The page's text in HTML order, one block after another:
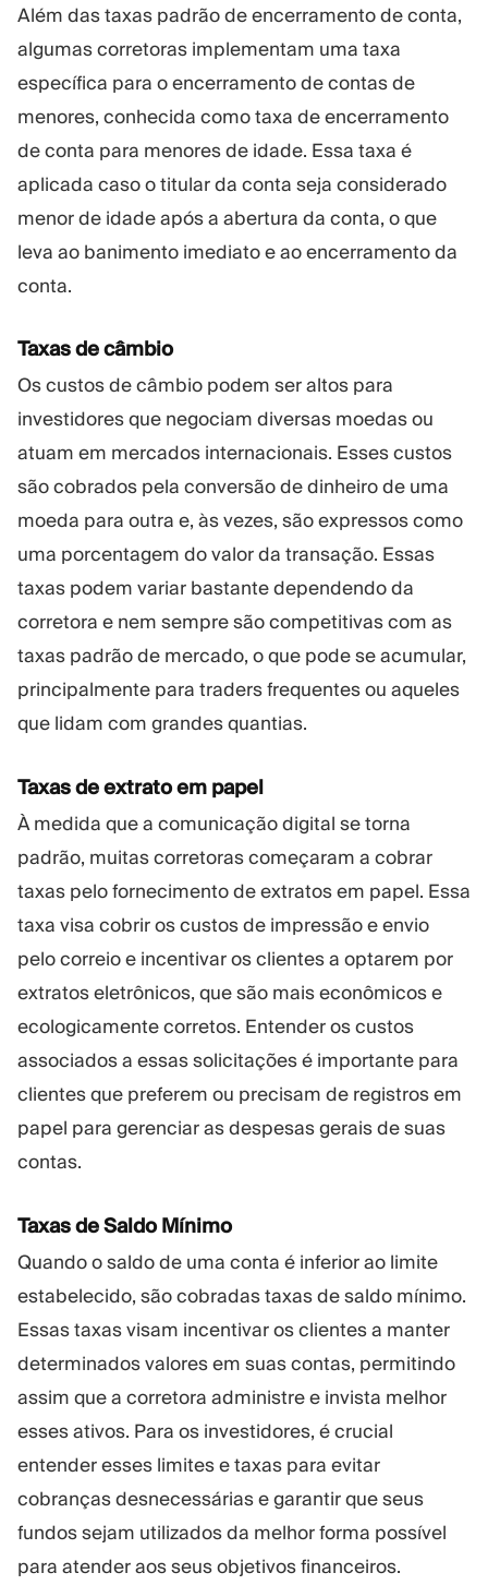
Além das taxas padrão de encerramento de conta,
algumas corretoras implementam uma taxa
específica para o encerramento de contas de
menores, conhecida como taxa de encerramento
de conta para menores de idade. Essa taxa é
aplicada caso o titular da conta seja considerado
menor de idade após a abertura da conta, o que
leva ao banimento imediato e ao encerramento da
conta.
Taxas de câmbio
Os custos de câmbio podem ser altos para
investidores que negociam diversas moedas ou
atuam em mercados internacionais. Esses custos
são cobrados pela conversão de dinheiro de uma
moeda para outra e, às vezes, são expressos como
uma porcentagem do valor da transação. Essas
taxas podem variar bastante dependendo da
corretora e nem sempre são competitivas com as
taxas padrão de mercado, o que pode se acumular,
principalmente para traders frequentes ou aqueles
que lidam com grandes quantias.
Taxas de extrato em papel
À medida que a comunicação digital se torna
padrão, muitas corretoras começaram a cobrar
taxas pelo fornecimento de extratos em papel. Essa
taxa visa cobrir os custos de impressão e envio
pelo correio e incentivar os clientes a optarem por
extratos eletrônicos, que são mais econômicos e
ecologicamente corretos. Entender os custos
associados a essas solicitações é importante para
clientes que preferem ou precisam de registros em
papel para gerenciar as despesas gerais de suas
contas.
Taxas de Saldo Mínimo
Quando o saldo de uma conta é inferior ao limite
estabelecido, são cobradas taxas de saldo mínimo.
Essas taxas visam incentivar os clientes a manter
determinados valores em suas contas, permitindo
assim que a corretora administre e invista melhor
esses ativos. Para os investidores, é crucial
entender esses limites e taxas para evitar
cobranças desnecessárias e garantir que seus
fundos sejam utilizados da melhor forma possível
para atender aos seus objetivos financeiros.